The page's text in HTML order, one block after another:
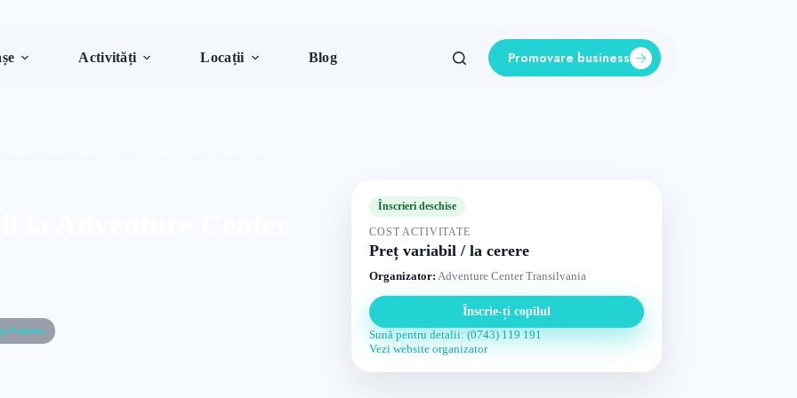
Activități Locații Blog Promovare business
Napoca
Înscrieri deschise
COST ACTIVITATE
Preț variabil / la cerere
Organizator: Adventure Center Transilvania
Înscrie-ți copilul
Sună pentru detalii: (0743) 119 191
Vezi website organizator